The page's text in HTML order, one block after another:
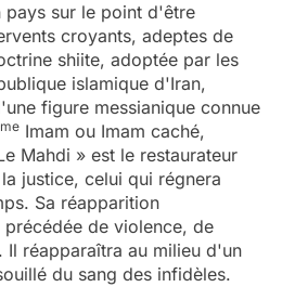
pays sur le point d'être
croyants, adeptes de
shiite, adoptée par les
islamique d'Iran,
figure messianique connue
Imam ou Imam caché,
Mahdi » est le restaurateur
justice, celui qui régnera
Sa réapparition
de violence, de
Il réapparaîtra au milieu d'un
du sang des infidèles.